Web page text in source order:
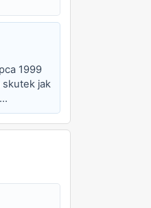
1999
skutek jak